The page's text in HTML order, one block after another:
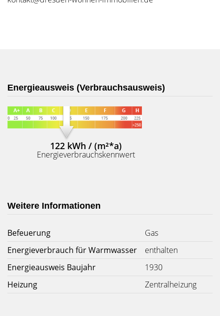
Energieausweis (Verbrauchsausweis)
122 kWh / (m²*a)
Energieverbrauchskennwert
Weitere Informationen
Befeuerung
Gas
Energieverbrauch für Warmwasser
enthalten
Energieausweis Baujahr
1930
Heizung
Zentralheizung